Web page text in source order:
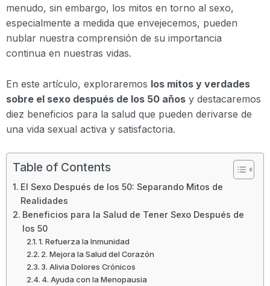
menudo, sin embargo, los mitos en torno al sexo,
especialmente a medida que envejecemos, pueden
nublar nuestra comprensión de su importancia
continua en nuestras vidas.
En este artículo, exploraremos los mitos y verdades
sobre el sexo después de los 50 años y destacaremos
diez beneficios para la salud que pueden derivarse de
una vida sexual activa y satisfactoria.
Table of Contents
El Sexo Después de los 50: Separando Mitos de
Realidades
Beneficios para la Salud de Tener Sexo Después de
los 50
1. Refuerza la Inmunidad
2. Mejora la Salud del Corazón
3. Alivia Dolores Crónicos
4. Ayuda con la Menopausia